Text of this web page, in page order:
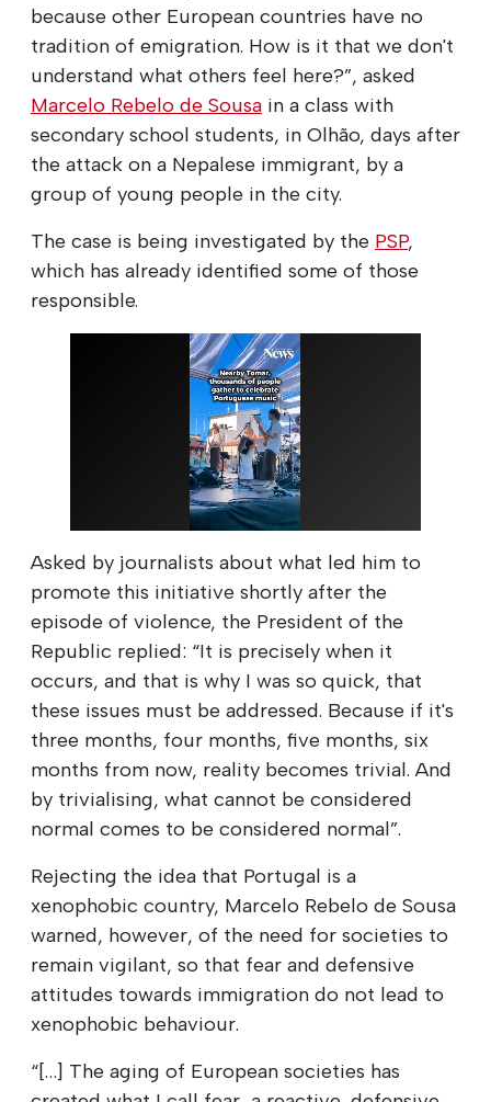
because other European countries have no
tradition of emigration. How is it that we don't
understand what others feel here?”, asked
Marcelo Rebelo de Sousa in a class with
secondary school students, in Olhão, days after
the attack on a Nepalese immigrant, by a
group of young people in the city.
The case is being investigated by the PSP,
which has already identified some of those
responsible.
Asked by journalists about what led him to
promote this initiative shortly after the
episode of violence, the President of the
Republic replied: “It is precisely when it
occurs, and that is why I was so quick, that
these issues must be addressed. Because if it's
three months, four months, five months, six
months from now, reality becomes trivial. And
by trivialising, what cannot be considered
normal comes to be considered normal”.
Rejecting the idea that Portugal is a
xenophobic country, Marcelo Rebelo de Sousa
warned, however, of the need for societies to
remain vigilant, so that fear and defensive
attitudes towards immigration do not lead to
xenophobic behaviour.
“[…] The aging of European societies has